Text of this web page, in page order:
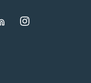
I
n